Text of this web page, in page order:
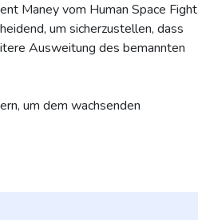
Maney vom Human Space Fight
um sicherzustellen, dass
Ausweitung des bemannten
um dem wachsenden